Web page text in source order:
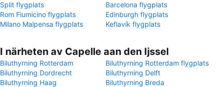
Split flygplats
Barcelona flygplats
Rom Fiumicino flygplats
Edinburgh flygplats
Milano Malpensa flygplats
Keflavík flygplats
I närheten av Capelle aan den Ijssel
Biluthyrning Rotterdam
Biluthyrning Rotterdam flygplats
Biluthyrning Dordrecht
Biluthyrning Delft
Biluthyrning Haag
Biluthyrning Breda